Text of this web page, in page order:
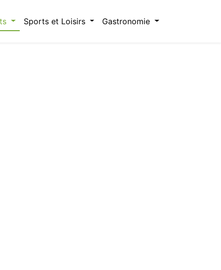
Sports et Loisirs Gastronomie